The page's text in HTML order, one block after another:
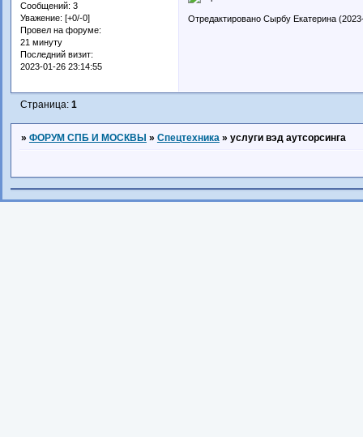
Сообщений: 3
Уважение: [+0/-0]
Провел на форуме:
21 минуту
Последний визит:
2023-01-26 23:14:55
Отредактировано Сырбу Екатерина
Страница: 1
» ФОРУМ СПБ И МОСКВЫ » Спецтехника » услуги вэд аутсорсинга